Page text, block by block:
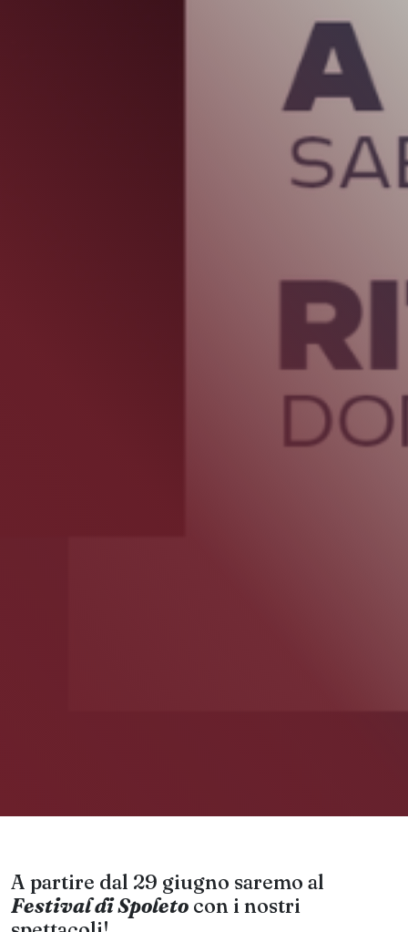
A partire dal 29 giugno saremo al
Festival di Spoleto con i nostri